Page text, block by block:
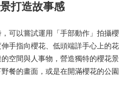
打造故事感
可以嘗試運用「手部動作」拍攝櫻
手指向櫻花、低頭端詳手心上的花
空間與人事物，營造獨特的櫻花景
餐的畫面，或是在開滿櫻花的公園